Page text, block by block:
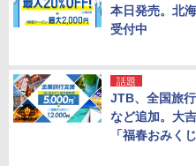
本日発売。北
受付中
話題
JTB、全国旅
など追加。大
「福春おみく